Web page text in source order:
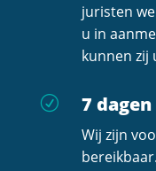
juristen
u in
kunnen zij
R 7
Wij zijn